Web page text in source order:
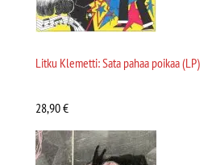
Litku Klemetti: Sata pahaa poikaa (LP)
28,90€